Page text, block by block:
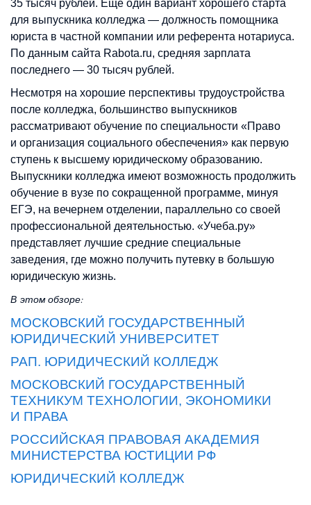
для выпускника колледжа — должность помощника
юриста в частной компании или референта нотариуса.
По данным сайта Rabota.ru, средняя зарплата
последнего — 30 тысяч рублей.
Несмотря на хорошие перспективы трудоустройства
после колледжа, большинство выпускников
рассматривают обучение по специальности «Право
и организация социального обеспечения» как первую
ступень к высшему юридическому образованию.
Выпускники колледжа имеют возможность продолжить
обучение в вузе по сокращенной программе, минуя
ЕГЭ, на вечернем отделении, параллельно со своей
профессиональной деятельностью. «Учеба.ру»
представляет лучшие средние специальные
заведения, где можно получить путевку в большую
юридическую жизнь.
В этом обзоре:
МОСКОВСКИЙ ГОСУДАРСТВЕННЫЙ
ЮРИДИЧЕСКИЙ УНИВЕРСИТЕТ
РАП. ЮРИДИЧЕСКИЙ КОЛЛЕДЖ
МОСКОВСКИЙ ГОСУДАРСТВЕННЫЙ
ТЕХНИКУМ ТЕХНОЛОГИИ, ЭКОНОМИКИ
И ПРАВА
РОССИЙСКАЯ ПРАВОВАЯ АКАДЕМИЯ
МИНИСТЕРСТВА ЮСТИЦИИ РФ
ЮРИДИЧЕСКИЙ КОЛЛЕДЖ